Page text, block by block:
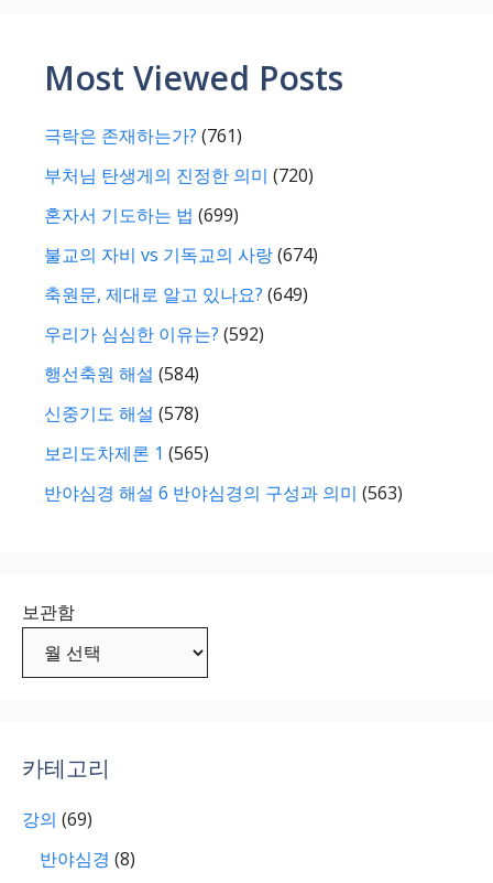
Most Viewed Posts
극락은 존재하는가? (761)
부처님 탄생게의 진정한 의미 (720)
혼자서 기도하는 법 (699)
불교의 자비 vs 기독교의 사랑(674)
축원문, 제대로 알고 있나요? (649)
우리가 심심한 이유는? (592)
행선축원 해설 (584)
신중기도 해설 (578)
보리도차제론 1 (565)
반야심경 해설 6 반야심경의 구성과 의미 (563)
보관함
카테고리
강의 (69)
반야심경 (8)